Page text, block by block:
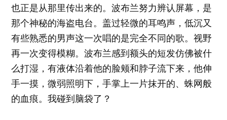
也正是从那里传出来的。波布兰努力辨认屏幕，是
那个神秘的海盗电台。盖过轻微的耳鸣声，低沉又
有些熟悉的男声这一次唱的是完全不同的歌。视野
再一次变得模糊。波布兰感到额头的短发仿佛被什
么打湿，有液体沿着他的脸颊和脖子流下来，他伸
手一摸，微弱照明下，手掌上一片抹开的、蛛网般
的血痕。我碰到脑袋了？